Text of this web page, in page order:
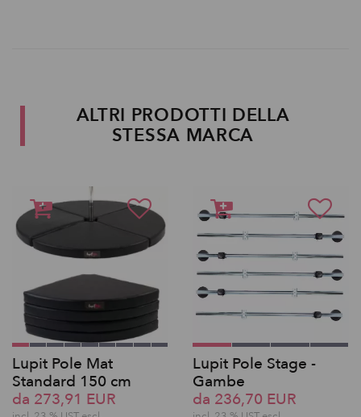
ALTRI PRODOTTI DELLA
STESSA MARCA
Lupit Pole Mat
Standard 150 cm
da 273,91 EUR
Lupit Pole Stage -
Gambe
da 236,70 EUR